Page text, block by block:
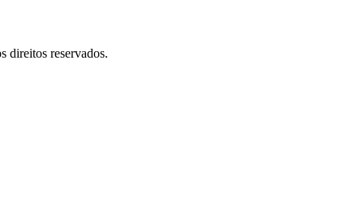
direitos reservados.